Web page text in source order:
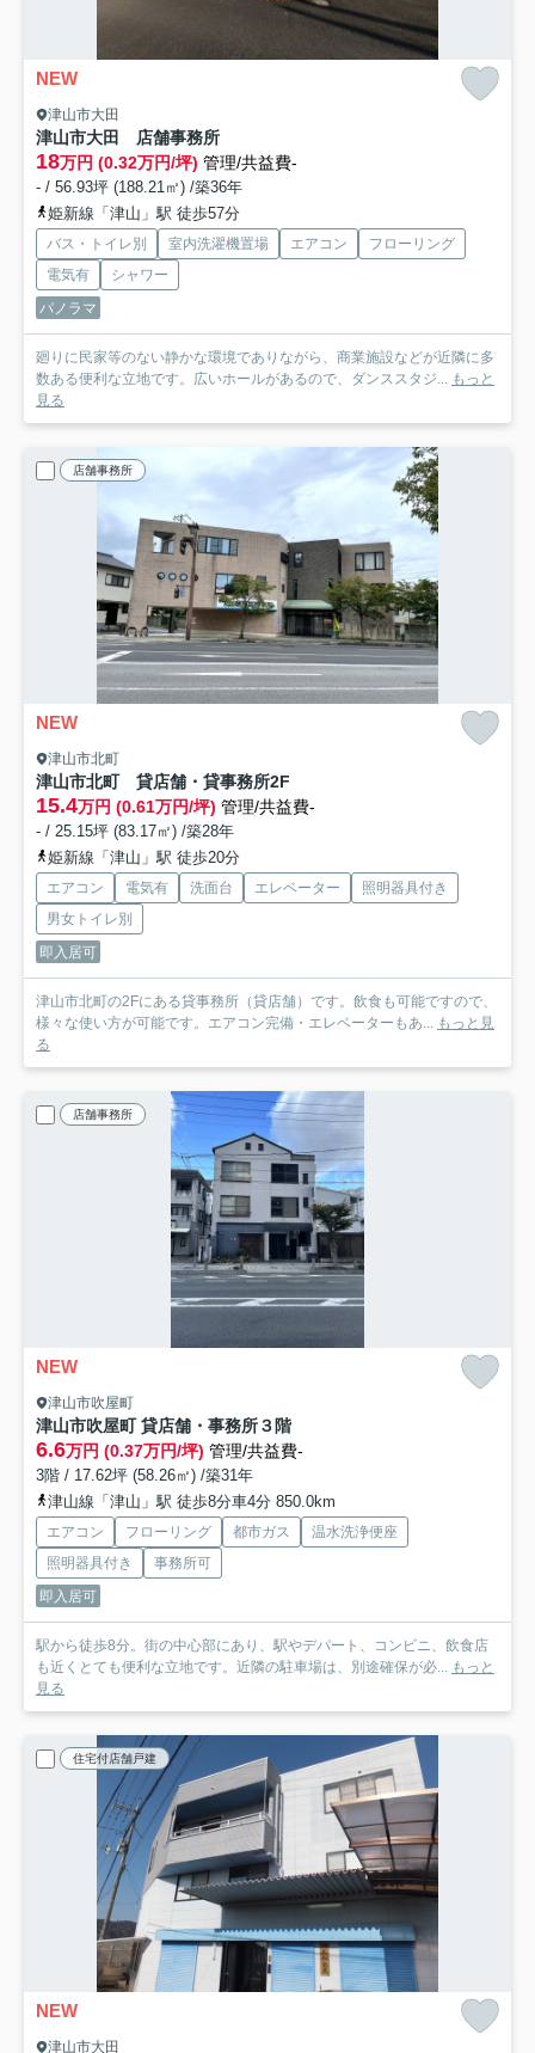
NEW
津山市大田
津山市大田 店舗事務所
18万円 (0.32万円/坪) 管理/共益費-
- / 56.93坪 (188.21㎡) /築36年
姫新線「津山」駅 徒歩57分
バス・トイレ別 室内洗濯機置場 エアコン
フローリング
電気有
シャワー
パノラマ
廻りに民家等のない静かな環境でありながら、商業施設などが近隣に多
数ある便利な立地です。広いホールがあるので、ダンススタジ...
もっと
見る
店舗事務所
NEW
津山市北町
津山市北町 貸店舗・貸事務所2F
15.4万円 (0.61万円/坪) 管理/共益費-
- / 25.15坪 (83.17㎡) /築28年
姫新線「津山」駅 徒歩20分
エアコン 電気有 洗面台 エレベーター
照明器具付き
男女トイレ別
即入居可
津山市北町の2Fにある貸事務所（貸店舗）です。飲食も可能ですので、
様々な使い方が可能です。エアコン完備・エレベーターもあ...
もっと見
る
店舗事務所
NEW
津山市吹屋町
津山市吹屋町 貸店舗・事務所３階
6.6万円 (0.37万円/坪) 管理/共益費-
3階 / 17.62坪 (58.26㎡) /築31年
津山線「津山」駅 徒歩8分車4分 850.0km
エアコン フローリング 都市ガス
温水洗浄便座
照明器具付き
事務所可
即入居可
駅から徒歩8分。街の中心部にあり、駅やデパート、コンビニ、飲食店
も近くとても便利な立地です。近隣の駐車場は、別途確保が必...
もっと
見る
住宅付店舗戸建
NEW
津山市大田